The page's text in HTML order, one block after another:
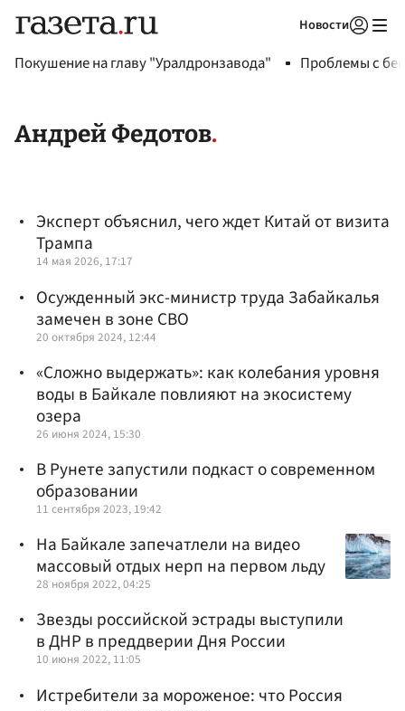
Новости
Покушение на главу "Уралдронзавода" Проблемы с
Андрей Федотов
Эксперт объяснил, чего ждет Китай от визита
Трампа
14 мая 2026, 17:17
Осужденный экс-министр труда Забайкалья
замечен в зоне СВО
20 октября 2024, 12:44
«Сложно выдержать»: как колебания уровня
воды в Байкале повлияют на экосистему
озера
26 июня 2024, 15:30
В Рунете запустили подкаст о современном
образовании
11 сентября 2023, 19:42
На Байкале запечатлели на видео
массовый отдых нерп на первом льду
28 ноября 2022, 04:25
Звезды российской эстрады выступили
в ДНР в преддверии Дня России
10 июня 2022, 11:05
Истребители за мороженое: что Россия